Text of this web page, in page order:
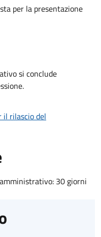
per la presentazione
si conclude
il rilascio del
30 giorni